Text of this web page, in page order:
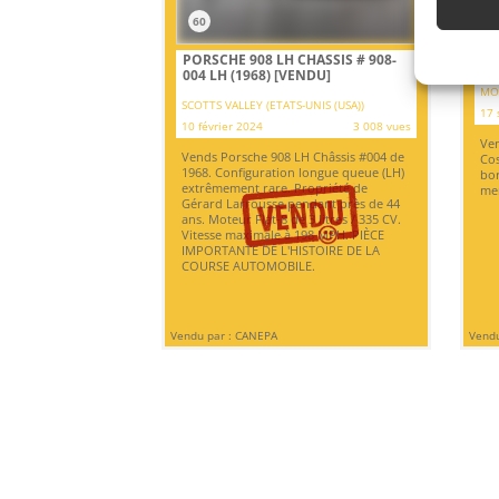
60
PORSCHE 908 LH CHASSIS # 908-
004 LH (1968)[VENDU]
SCOTTS VALLEY (ETATS-UNIS (USA))
10 février 2024
3 008 vues
Vends Porsche 908 LH Châssis #004 de
1968. Configuration longue queue (LH)
extrêmement rare. Propriété de
Gérard Larrousse pendant près de 44
ans. Moteur Flat-8 de 3 litres / 335 CV.
Vitesse maximale à 198 MPH. PIÈCE
IMPORTANTE DE L'HISTOIRE DE LA
COURSE AUTOMOBILE.
Vendu par : CANEPA
17